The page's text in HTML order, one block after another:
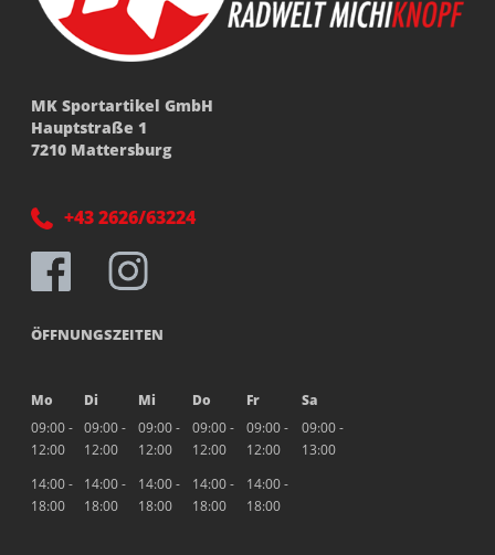
MK Sportartikel GmbH
Hauptstraße 1
7210 Mattersburg
+43 2626/63224
ÖFFNUNGSZEITEN
Mo Di Mi Do Fr
Sa
09:00 -
12:00
09:00 -
12:00
09:00 -
12:00
09:00 -
12:00
09:00 -
12:00
09:00 -
13:00
14:00 -
18:00
14:00 -
18:00
14:00 -
18:00
14:00 -
18:00
14:00 -
18:00